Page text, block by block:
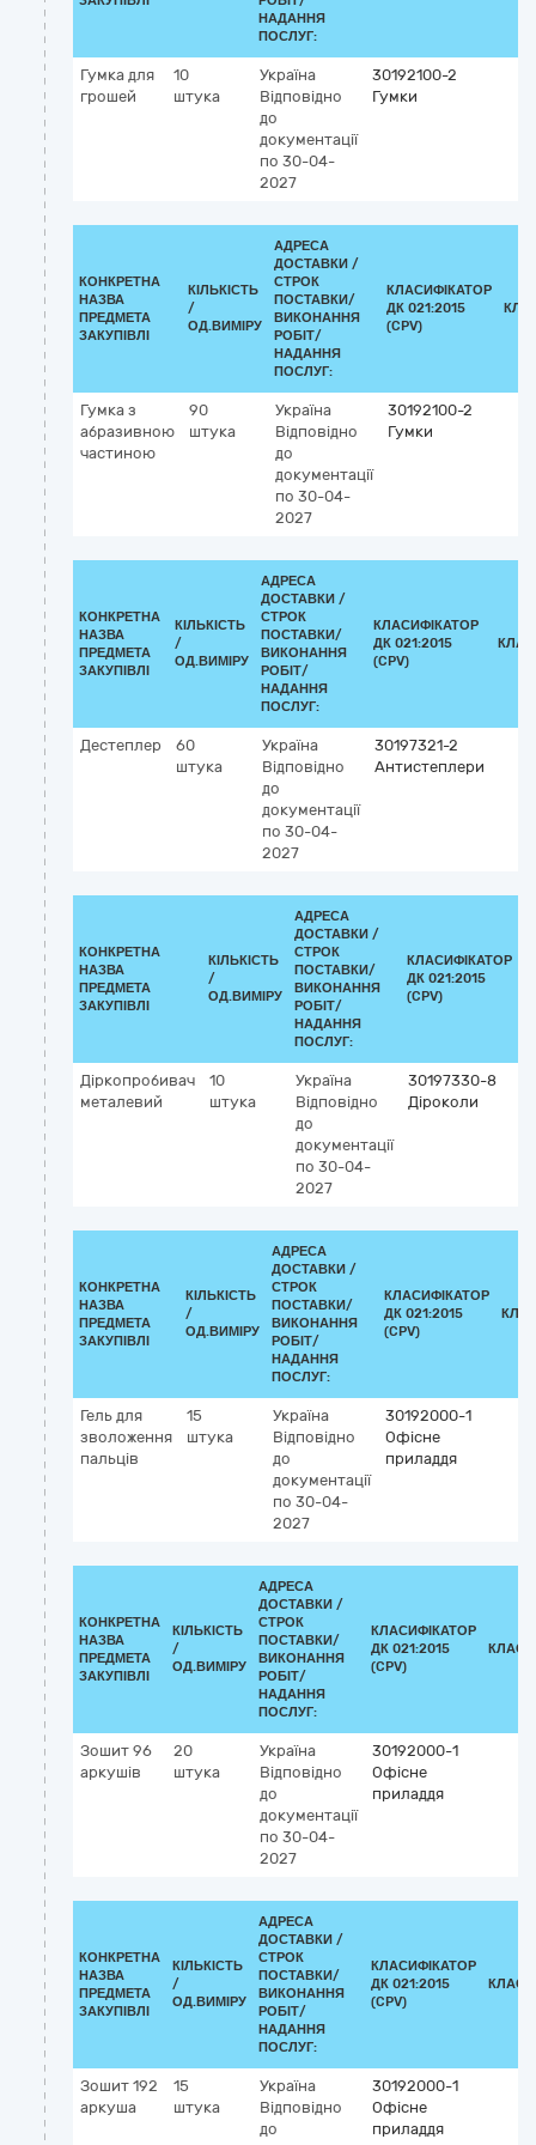
НАДАННЯ
ПОСЛУГ:
Гумка для
грошей
10
штука
Україна
Відповідно
до
документації
по 30-04-
2027
30192100-2
Гумки
КОНКРЕТНА
НАЗВА
ПРЕДМЕТА
ЗАКУПІВЛІ
КІЛЬКІСТЬ
/
ОД.ВИМІРУ
АДРЕСА
ДОСТАВКИ /
СТРОК
ПОСТАВКИ/
ВИКОНАННЯ
РОБІТ/
НАДАННЯ
ПОСЛУГ:
КЛАСИФІКАТОР
ДК 021:2015
(CPV)
Гумка з
абразивною
частиною
90
штука
Україна
Відповідно
до
документації
по 30-04-
2027
30192100-2
Гумки
КОНКРЕТНА
НАЗВА
ПРЕДМЕТА
ЗАКУПІВЛІ
КІЛЬКІСТЬ
/
ОД.ВИМІРУ
АДРЕСА
ДОСТАВКИ /
СТРОК
ПОСТАВКИ/
ВИКОНАННЯ
РОБІТ/
НАДАННЯ
ПОСЛУГ:
КЛАСИФІКАТОР
ДК 021:2015
(CPV)
Дестеплер
60
штука
Україна
Відповідно
до
документації
по 30-04-
2027
30197321-2
Антистеплери
КОНКРЕТНА
НАЗВА
ПРЕДМЕТА
ЗАКУПІВЛІ
КІЛЬКІСТЬ
/
ОД.ВИМІРУ
АДРЕСА
ДОСТАВКИ /
СТРОК
ПОСТАВКИ/
ВИКОНАННЯ
РОБІТ/
НАДАННЯ
ПОСЛУГ:
КЛАСИФІКАТОР
ДК 021:2015
(CPV)
Діркопробивач
металевий
10
штука
Україна
Відповідно
до
документації
по 30-04-
2027
30197330-8
Діроколи
КОНКРЕТНА
НАЗВА
ПРЕДМЕТА
ЗАКУПІВЛІ
КІЛЬКІСТЬ
/
ОД.ВИМІРУ
АДРЕСА
ДОСТАВКИ /
СТРОК
ПОСТАВКИ/
ВИКОНАННЯ
РОБІТ/
НАДАННЯ
ПОСЛУГ:
КЛАСИФІКАТОР
ДК 021:2015
(CPV)
Гель для
зволоження
пальців
15
штука
Україна
Відповідно
до
документації
по 30-04-
2027
30192000-1
Офісне
приладдя
КОНКРЕТНА
НАЗВА
ПРЕДМЕТА
ЗАКУПІВЛІ
КІЛЬКІСТЬ
/
ОД.ВИМІРУ
АДРЕСА
ДОСТАВКИ /
СТРОК
ПОСТАВКИ/
ВИКОНАННЯ
РОБІТ/
НАДАННЯ
ПОСЛУГ:
КЛАСИФІКАТОР
ДК 021:2015
(CPV)
Зошит 96
аркушів
20
штука
Україна
Відповідно
до
документації
по 30-04-
2027
30192000-1
Офісне
приладдя
КОНКРЕТНА
НАЗВА
ПРЕДМЕТА
ЗАКУПІВЛІ
КІЛЬКІСТЬ
/
ОД.ВИМІРУ
АДРЕСА
ДОСТАВКИ /
СТРОК
ПОСТАВКИ/
ВИКОНАННЯ
РОБІТ/
НАДАННЯ
ПОСЛУГ:
КЛАСИФІКАТОР
ДК 021:2015
(CPV)
Зошит 192
аркуша
15
штука
Україна
Відповідно
до
30192000-1
Офісне
приладдя